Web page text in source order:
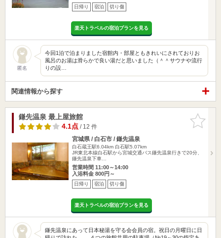
日帰り 宿泊 切り傷
楽天トラベルの宿泊プランを見る
匿名
今回1泊で泊まりました宿館内・部屋ともきれいにされておりお
風呂のお湯は滑らかで良い湯だと思いました（＾＾サウナや流行
りの設…
関連情報から探す
お気に入
りに追加
鎌先温泉 最上屋旅館
4.1点/ 12 件
宮城県 / 白石市 / 鎌先温泉
白石蔵王駅6.04km 白石駅5.07km
JR東北本線白石駅から宮城交通バス鎌先温泉行きで20分、
鎌先温泉下車…
営業時間 11:00～14:00
入浴料金 800円～
日帰り 宿泊 切り傷
楽天トラベルの宿泊プランを見る
鎌先温泉にあって日本秘湯を守る会会員の宿。祝日の月曜日に日